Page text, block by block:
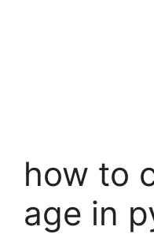
how to
age in